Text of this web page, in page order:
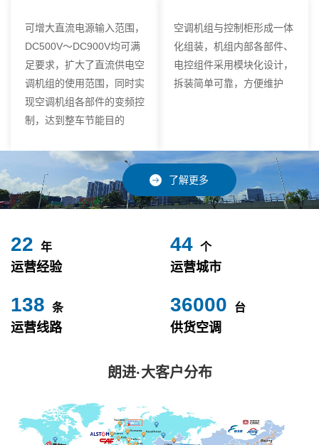
可增大直流电源输入范围，
DC500V～DC900V均可满
足要求，扩大了直流供电空
调机组的使用范围，同时实
现空调机组各部件的变频控
制，达到整车节能目的
空调机组与控制柜形成一体
化组装，机组内部各部件、
电控组件采用模块化设计，
拆装简单可靠，方便维护
了解更多
24 年
运营经验
49 个
运营城市
153 条
运营线路
40000 台
供货空调
朗进·大客户分布